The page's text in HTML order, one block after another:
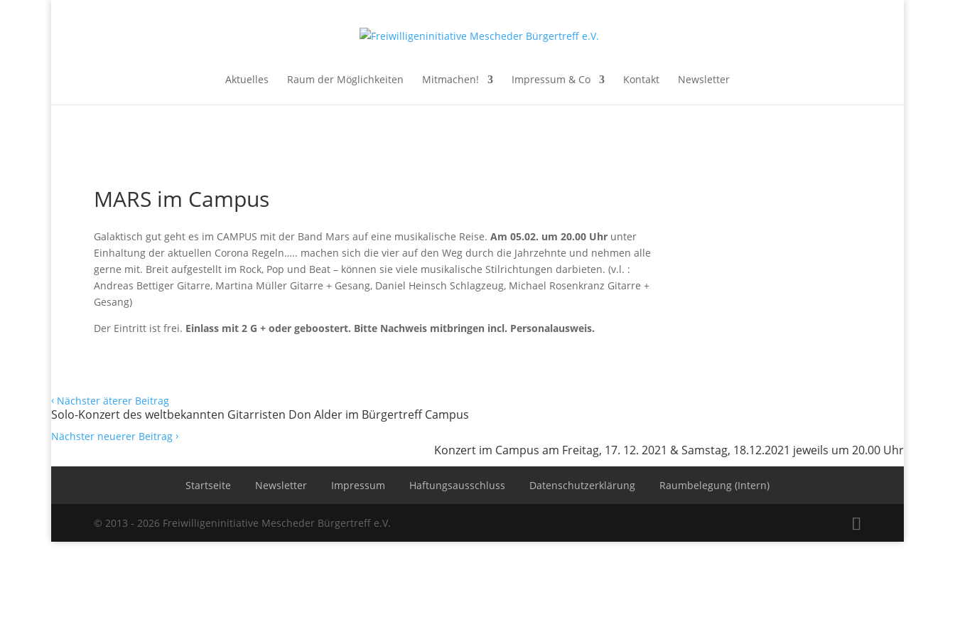
Aktuelles Raum der Möglichkeiten Mitmachen! Impressum & Co Kontakt Newsletter
MARS im Campus
Galaktisch gut geht es im CAMPUS mit der Band Mars auf eine musikalische Reise. Am 05.02. um 20.00 Uhr unter
Einhaltung der aktuellen Corona Regeln….. machen sich die vier auf den Weg durch die Jahrzehnte und nehmen alle
gerne mit. Breit aufgestellt im Rock, Pop und Beat – können sie viele musikalische Stilrichtungen darbieten. (v.l. :
Andreas Bettiger Gitarre, Martina Müller Gitarre + Gesang, Daniel Heinsch Schlagzeug, Michael Rosenkranz Gitarre +
Gesang)
Der Eintritt ist frei. Einlass mit 2 G + oder geboostert. Bitte Nachweis mitbringen incl. Personalausweis.
‹ Nächster äterer Beitrag
Solo-Konzert des weltbekannten Gitarristen Don Alder im Bürgertreff Campus
Nächster neuerer Beitrag ›
Konzert im Campus am Freitag, 17. 12. 2021 & Samstag, 18.12.2021 jeweils um 20.00 Uhr
Startseite Newsletter Impressum Haftungsausschluss Datenschutzerklärung Raumbelegung (Intern)
© 2013 - 2026 Freiwilligeninitiative Mescheder Bürgertreff e.V.